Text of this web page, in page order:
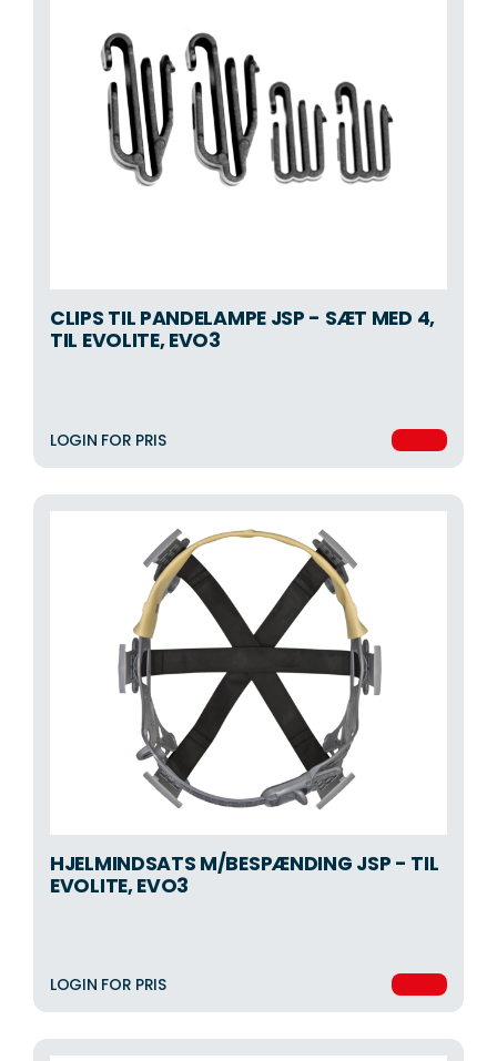
CLIPS TIL PANDELAMPE JSP - SÆT MED 4,
TIL EVOLITE, EVO3
LOGIN FOR PRIS
HJELMINDSATS M/BESPÆNDING JSP - TIL
EVOLITE, EVO3
LOGIN FOR PRIS